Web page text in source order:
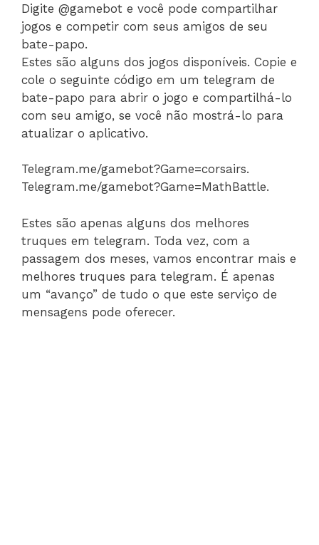
Digite @gamebot e você pode compartilhar
jogos e competir com seus amigos de seu
bate-papo.
Estes são alguns dos jogos disponíveis. Copie e
cole o seguinte código em um telegram de
bate-papo para abrir o jogo e compartilhá-lo
com seu amigo, se você não mostrá-lo para
atualizar o aplicativo.
Telegram.me/gamebot?Game=corsairs.
Telegram.me/gamebot?Game=MathBattle.
Estes são apenas alguns dos melhores
truques em telegram. Toda vez, com a
passagem dos meses, vamos encontrar mais e
melhores truques para telegram. É apenas
um “avanço” de tudo o que este serviço de
mensagens pode oferecer.